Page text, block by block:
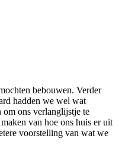
bebouwen. Verder
hadden we wel wat
om ons verlanglijstje te
van hoe ons huis er uit
voorstelling van wat we